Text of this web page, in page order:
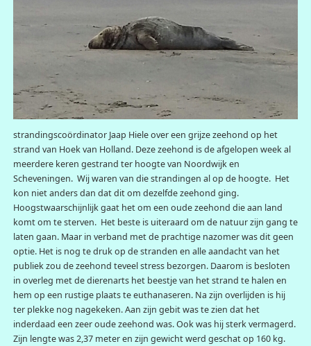
strandingscoördinator Jaap Hiele over een grijze zeehond op het
strand van Hoek van Holland. Deze zeehond is de afgelopen week al
meerdere keren gestrand ter hoogte van Noordwijk en
Scheveningen. Wij waren van die strandingen al op de hoogte. Het
kon niet anders dan dat dit om dezelfde zeehond ging.
Hoogstwaarschijnlijk gaat het om een oude zeehond die aan land
komt om te sterven. Het beste is uiteraard om de natuur zijn gang te
laten gaan. Maar in verband met de prachtige nazomer was dit geen
optie. Het is nog te druk op de stranden en alle aandacht van het
publiek zou de zeehond teveel stress bezorgen. Daarom is besloten
in overleg met de dierenarts het beestje van het strand te halen en
hem op een rustige plaats te euthanaseren. Na zijn overlijden is hij
ter plekke nog nagekeken. Aan zijn gebit was te zien dat het
inderdaad een zeer oude zeehond was. Ook was hij sterk vermagerd.
Zijn lengte was 2,37 meter en zijn gewicht werd geschat op 160 kg.